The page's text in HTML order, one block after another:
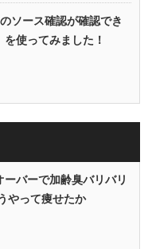
ソース確認が確認でき
使ってみました！
ーバーで加齢臭バリバリ
やって痩せたか